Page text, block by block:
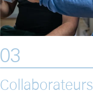
03
Collaborateurs